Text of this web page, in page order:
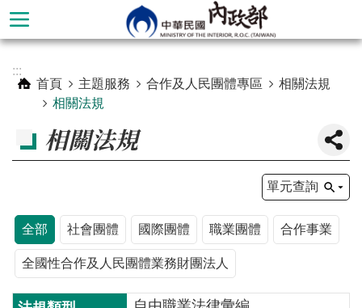
跳到主要內容區塊
階
:::
首頁
主題服務 合作及人民團體專區
相關法規
相關法規
相關法規
單元查詢
全部 社會團體 國際團體 職業團體 合作事業
全國性合作及人民團體業務財團法人